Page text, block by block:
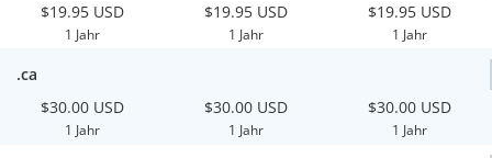
$19.95 USD
1 Jahr
$19.95 USD
1 Jahr
$19.95 USD
1 Jahr
.ca
$30.00 USD
1 Jahr
$30.00 USD
1 Jahr
$30.00 USD
1 Jahr